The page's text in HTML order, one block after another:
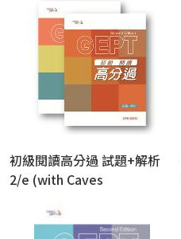
初級閱讀高分過 試題+解析
2/e (with Caves